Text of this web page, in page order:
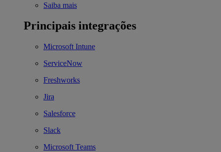
Saiba mais
Principais integrações
Microsoft Intune
ServiceNow
Freshworks
Jira
Salesforce
Slack
Microsoft Teams